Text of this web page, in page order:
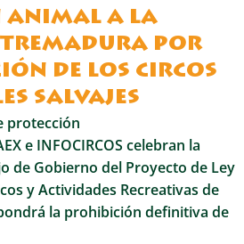
animal a la
por
de los circos
salvajes
protección
e INFOCIRCOS celebran la
de Gobierno del Proyecto de Ley
y Actividades Recreativas de
la prohibición definitiva de